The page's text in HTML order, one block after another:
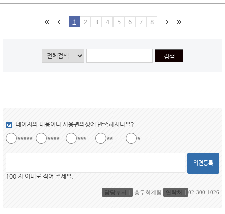
1 2 3 4 5 6 7 8
페이지의 내용이나 사용편의성에 만족하시나요?
의견등록
100 자 이내로 적어 주세요.
담당부서 총무회계팀 연락처 02-300-1026